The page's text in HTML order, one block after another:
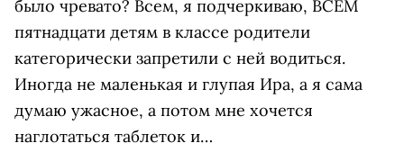
было чревато? Всем, я подчеркиваю, ВСЕМ
пятнадцати детям в классе родители
категорически запретили с ней водиться.
Иногда не маленькая и глупая Ира, а я сама
думаю ужасное, а потом мне хочется
наглотаться таблеток и…